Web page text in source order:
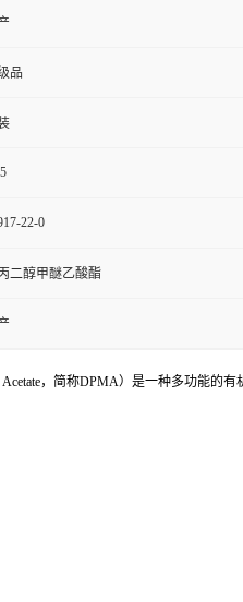
品
22-0
二醇甲醚乙酸酯
，简称DPMA）是一种多功能的